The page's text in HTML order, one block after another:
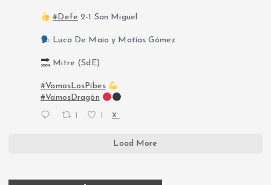
#Defe 2-1 San Miguel
Luca De Maio y Matías Gómez
Mitre (SdE)
#VamosLosPibes
#VamosDragón
X
Load More